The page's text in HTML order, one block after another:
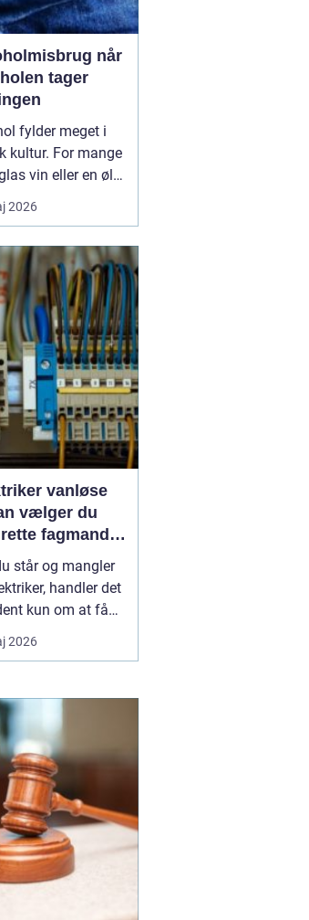
når
tager
fylder meget i
kultur. For mange
vin eller en øl
med hygge,
og
glider forbruget
og roligt over i
2026
vanløse
vælger du
fagmand
står og mangler
handler det
kun om at få
en stikkontakt.
der også
og langsigtede
på spil. I
hvor mange
er ældre
blandet med
bygg...
2026